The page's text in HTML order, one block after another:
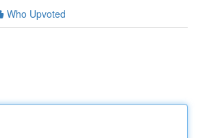
Who Upvoted